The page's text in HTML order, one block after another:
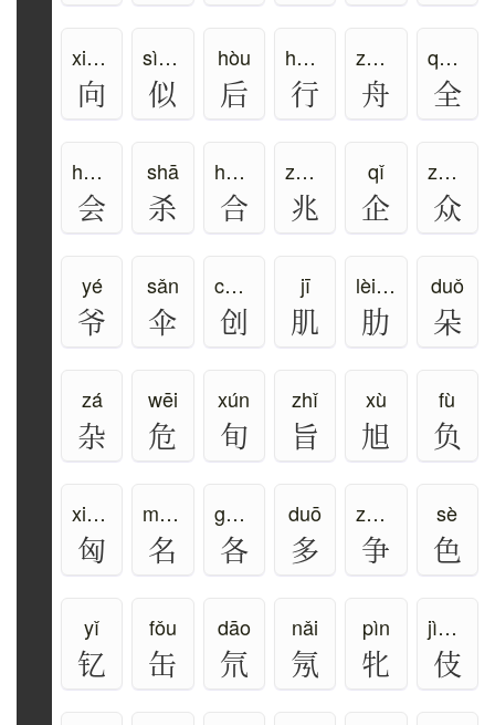
xiàng
向
sì、shì
似
hòu
后
háng、xíng
行
zhōu
舟
quán
全
huì、kuài
会
shā
杀
hé、gě
合
zhào
兆
qǐ
企
zhòng
众
yé
爷
sǎn
伞
chuàng、chuāng
创
jī
肌
lèi、lē
肋
duǒ
朵
zá
杂
wēi
危
xún
旬
zhǐ
旨
xù
旭
fù
负
xiōng
匈
míng
名
gè、gě
各
duō
多
zhēng
争
sè
色
yǐ
钇
fǒu
缶
dāo
氘
nǎi
氖
pìn
牝
jì、qí
伎